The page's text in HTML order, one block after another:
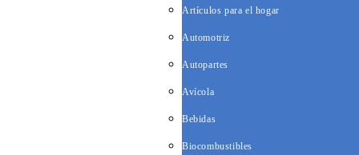
Artículos para el hogar
Automotriz
Autopartes
Avícola
Bebidas
Biocombustibles